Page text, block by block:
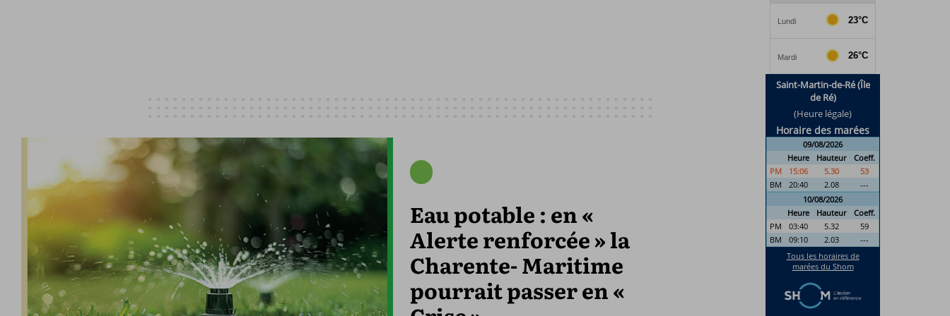
Eau potable : en «
Alerte renforcée » la
Charente- Maritime
pourrait passer en «